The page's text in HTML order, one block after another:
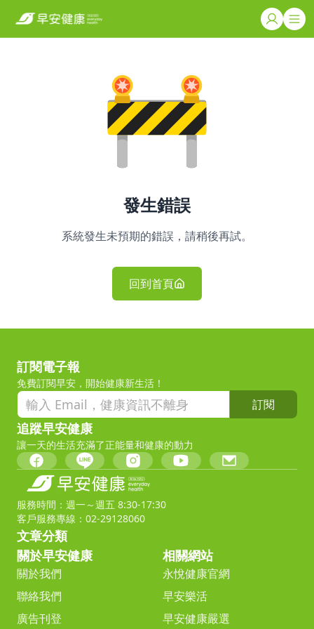
發生錯誤
系統發生未預期的錯誤，請稍後再試。
回到首頁
訂閱電子報
免費訂閱早安，開始健康新生活！
訂閱
追蹤早安健康
讓一天的生活充滿了正能量和健康的動力
服務時間：週一～週五 8:30-17:30
客戶服務專線：02-29128060
文章分類
關於早安健康
關於我們
聯絡我們
廣告刊登
相關網站
永悅健康官網
早安樂活
早安健康嚴選